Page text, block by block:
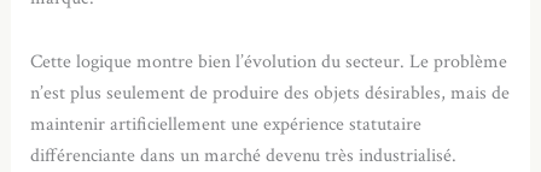
Cette logique montre bien l’évolution du secteur. Le problème
n’est plus seulement de produire des objets désirables, mais de
maintenir artificiellement une expérience statutaire
différenciante dans un marché devenu très industrialisé.